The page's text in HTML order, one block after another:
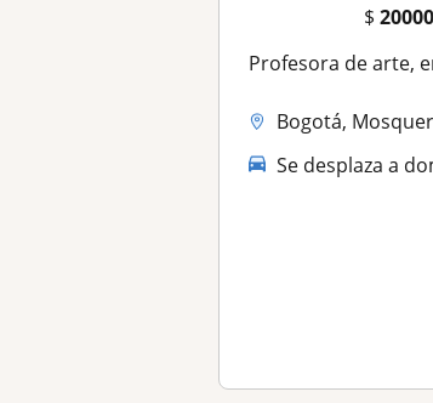
$ 20000
Profesora de arte, enfocada en el arte
Bogotá, Mosquera
Se desplaza a